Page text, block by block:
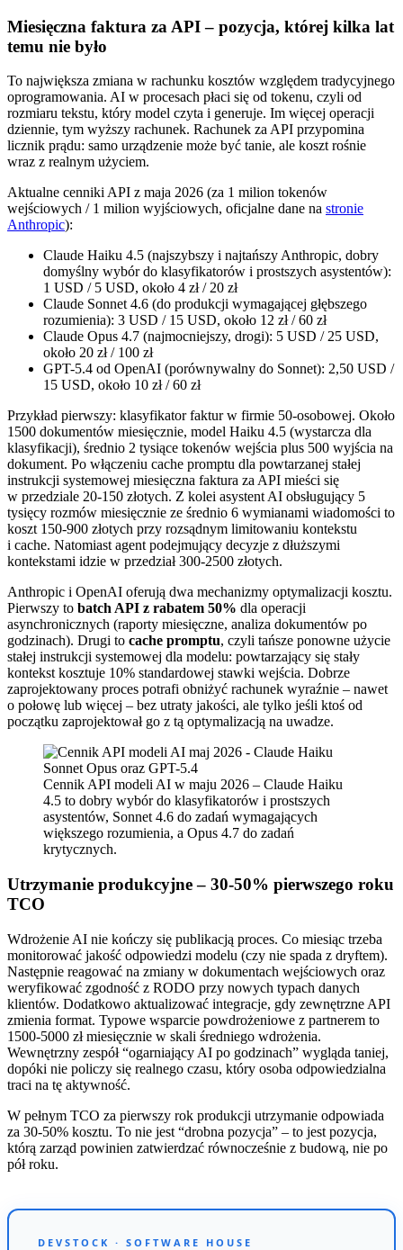
Miesięczna faktura za API – pozycja, której kilka lat
temu nie było
To największa zmiana w rachunku kosztów względem tradycyjnego
oprogramowania. AI w procesach płaci się od tokenu, czyli od
rozmiaru tekstu, który model czyta i generuje. Im więcej operacji
dziennie, tym wyższy rachunek. Rachunek za API przypomina
licznik prądu: samo urządzenie może być tanie, ale koszt rośnie
wraz z realnym użyciem.
Aktualne cenniki API z maja 2026 (za 1 milion tokenów
wejściowych / 1 milion wyjściowych, oficjalne dane na stronie
Anthropic):
Claude Haiku 4.5 (najszybszy i najtańszy Anthropic, dobry
domyślny wybór do klasyfikatorów i prostszych asystentów):
1 USD / 5 USD, około 4 zł / 20 zł
Claude Sonnet 4.6 (do produkcji wymagającej głębszego
rozumienia): 3 USD / 15 USD, około 12 zł / 60 zł
Claude Opus 4.7 (najmocniejszy, drogi): 5 USD / 25 USD,
około 20 zł / 100 zł
GPT-5.4 od OpenAI (porównywalny do Sonnet): 2,50 USD /
15 USD, około 10 zł / 60 zł
Przykład pierwszy: klasyfikator faktur w firmie 50-osobowej. Około
1500 dokumentów miesięcznie, model Haiku 4.5 (wystarcza dla
klasyfikacji), średnio 2 tysiące tokenów wejścia plus 500 wyjścia na
dokument. Po włączeniu cache promptu dla powtarzanej stałej
instrukcji systemowej miesięczna faktura za API mieści się
w przedziale 20-150 złotych. Z kolei asystent AI obsługujący 5
tysięcy rozmów miesięcznie ze średnio 6 wymianami wiadomości to
koszt 150-900 złotych przy rozsądnym limitowaniu kontekstu
i cache. Natomiast agent podejmujący decyzje z dłuższymi
kontekstami idzie w przedział 300-2500 złotych.
Anthropic i OpenAI oferują dwa mechanizmy optymalizacji kosztu.
Pierwszy to batch API z rabatem 50% dla operacji
asynchronicznych (raporty miesięczne, analiza dokumentów po
godzinach). Drugi to cache promptu, czyli tańsze ponowne użycie
stałej instrukcji systemowej dla modelu: powtarzający się stały
kontekst kosztuje 10% standardowej stawki wejścia. Dobrze
zaprojektowany proces potrafi obniżyć rachunek wyraźnie – nawet
o połowę lub więcej – bez utraty jakości, ale tylko jeśli ktoś od
początku zaprojektował go z tą optymalizacją na uwadze.
Cennik API modeli AI w maju 2026 – Claude Haiku
4.5 to dobry wybór do klasyfikatorów i prostszych
asystentów, Sonnet 4.6 do zadań wymagających
większego rozumienia, a Opus 4.7 do zadań
krytycznych.
Utrzymanie produkcyjne – 30-50% pierwszego roku
TCO
Wdrożenie AI nie kończy się publikacją proces. Co miesiąc trzeba
monitorować jakość odpowiedzi modelu (czy nie spada z dryftem).
Następnie reagować na zmiany w dokumentach wejściowych oraz
weryfikować zgodność z RODO przy nowych typach danych
klientów. Dodatkowo aktualizować integracje, gdy zewnętrzne API
zmienia format. Typowe wsparcie powdrożeniowe z partnerem to
1500-5000 zł miesięcznie w skali średniego wdrożenia.
Wewnętrzny zespół “ogarniający AI po godzinach” wygląda taniej,
dopóki nie policzy się realnego czasu, który osoba odpowiedzialna
traci na tę aktywność.
W pełnym TCO za pierwszy rok produkcji utrzymanie odpowiada
za 30-50% kosztu. To nie jest “drobna pozycja” – to jest pozycja,
którą zarząd powinien zatwierdzać równocześnie z budową, nie po
pół roku.
DEVSTOCK · SOFTWARE HOUSE